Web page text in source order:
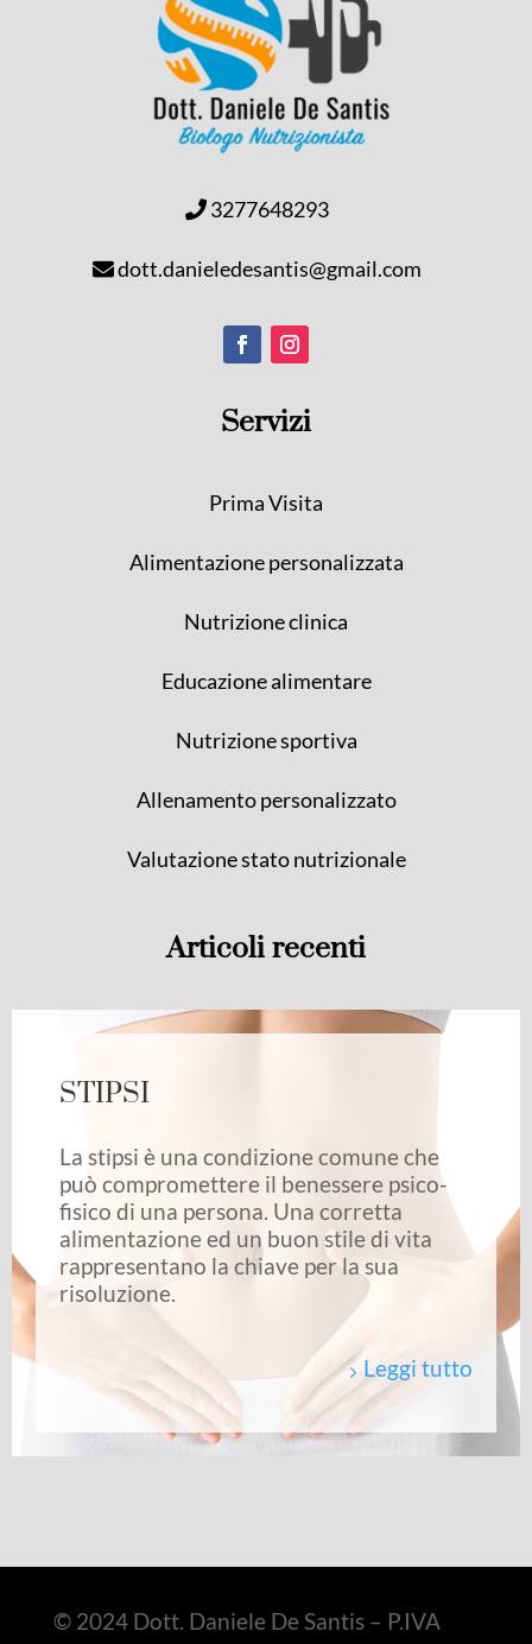
3277648293
dott.danieledesantis@gmail.com
Servizi
Prima Visita
Alimentazione personalizzata
Nutrizione clinica
Educazione alimentare
Nutrizione sportiva
Allenamento personalizzato
Valutazione stato nutrizionale
Articoli recenti
STIPSI
La stipsi è una condizione comune che
può compromettere il benessere psico-
fisico di una persona. Una corretta
alimentazione ed un buon stile di vita
rappresentano la chiave per la sua
risoluzione.
Leggi tutto
© 2024 Dott. Daniele De Santis – P.IVA